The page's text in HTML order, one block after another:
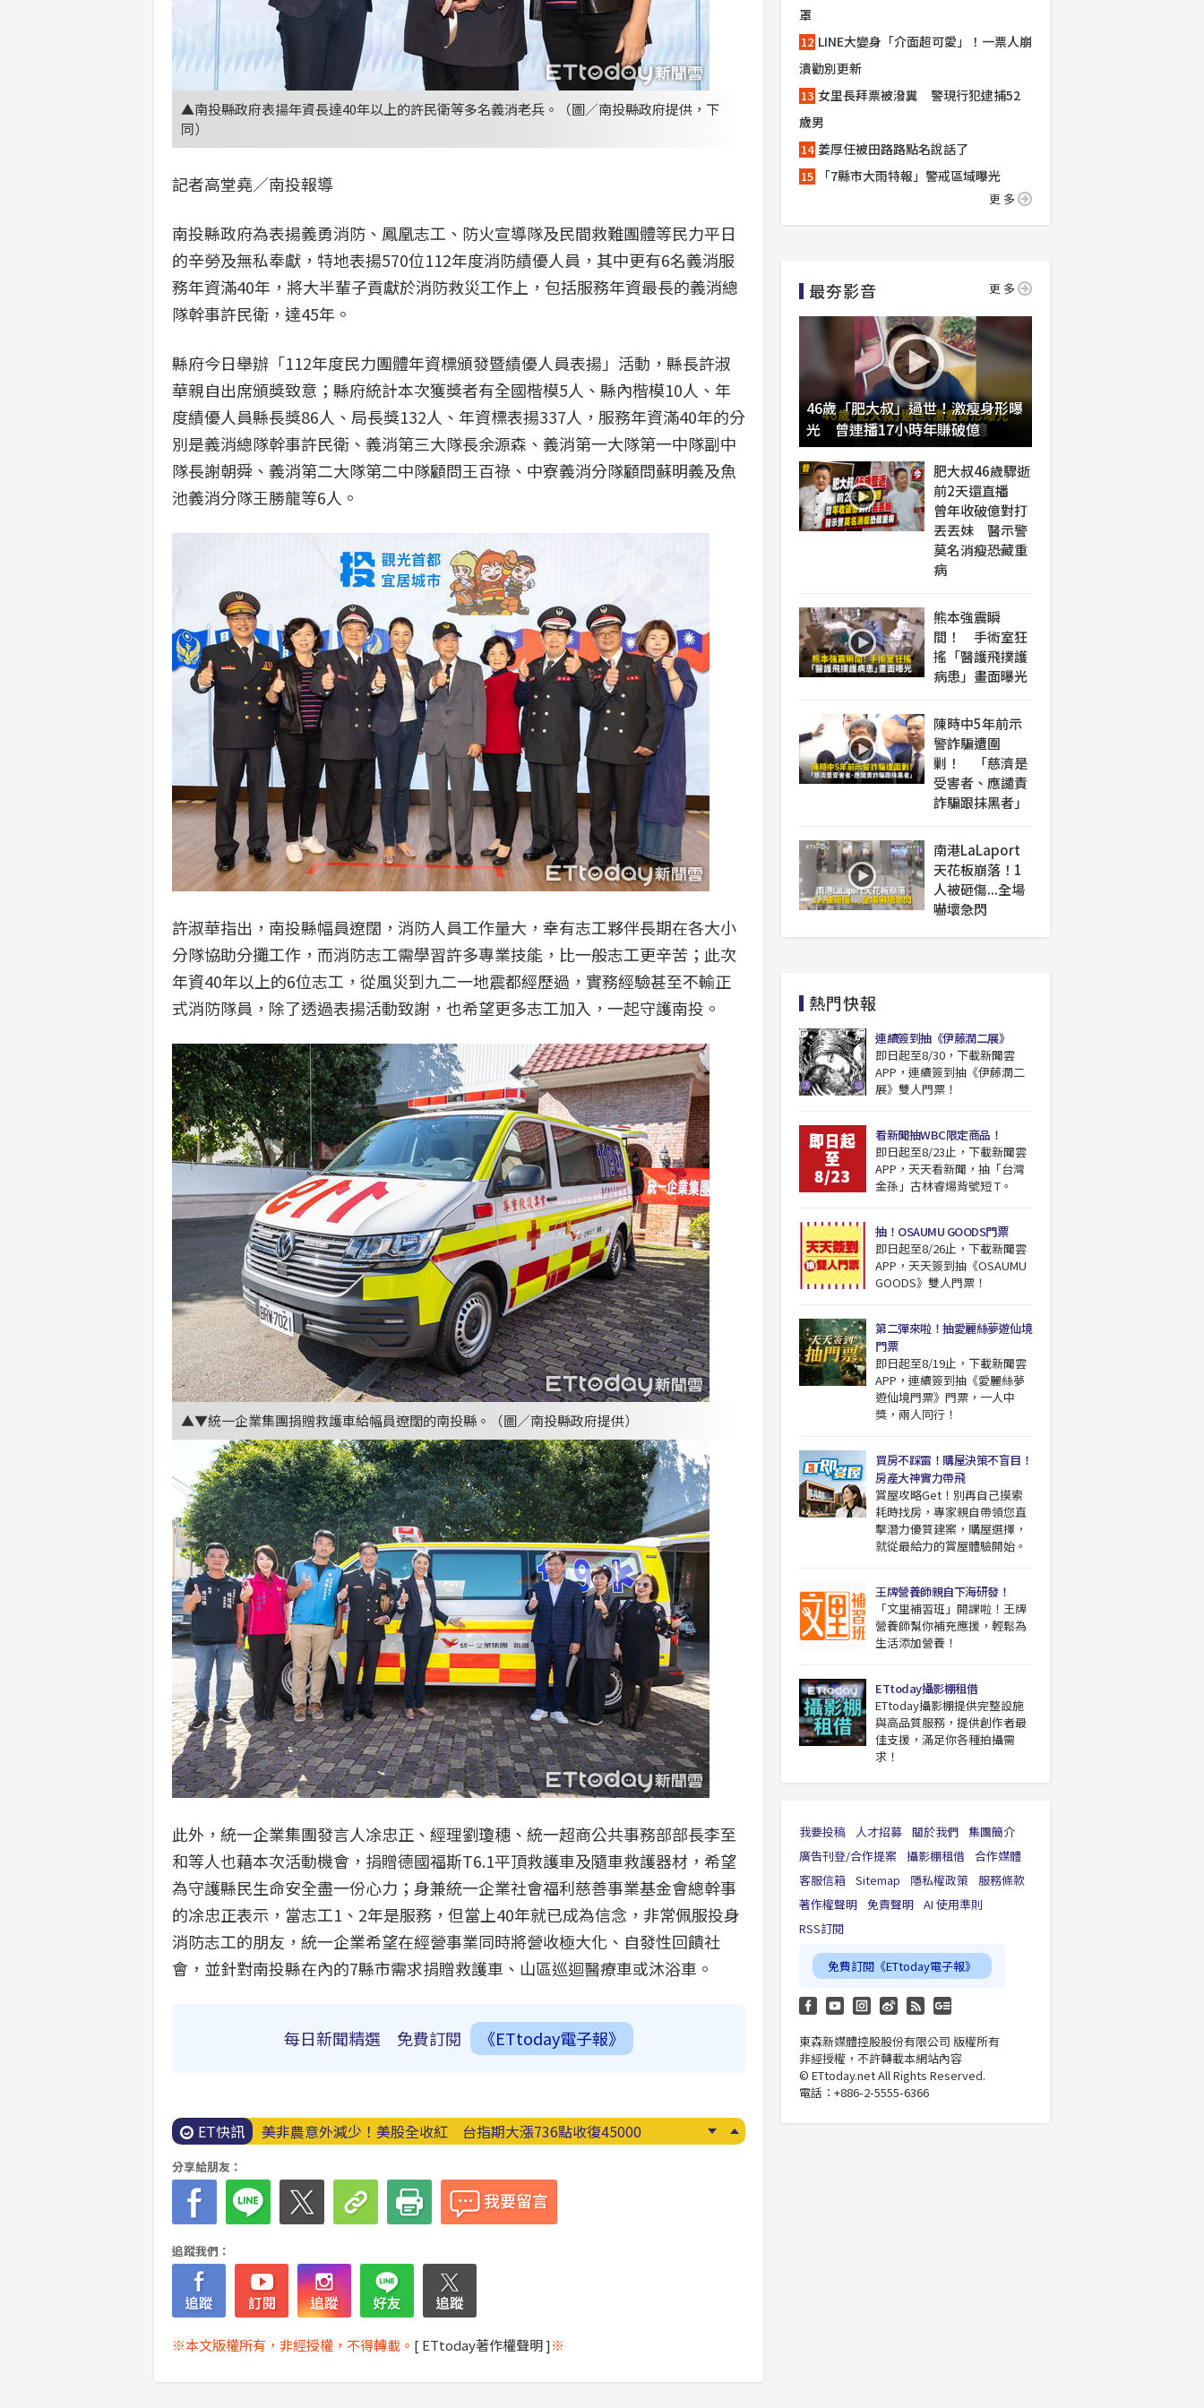
▲南投縣政府表揚年資長達40年以上的許民衛等多名義消老兵。（圖／南投縣政府提供，下
同）
記者高堂堯／南投報導
南投縣政府為表揚義勇消防、鳳凰志工、防火宣導隊及民間救難團體等民力平日
的辛勞及無私奉獻，特地表揚570位112年度消防績優人員，其中更有6名義消服
務年資滿40年，將大半輩子貢獻於消防救災工作上，包括服務年資最長的義消總
隊幹事許民衛，達45年。
縣府今日舉辦「112年度民力團體年資標頒發暨績優人員表揚」活動，縣長許淑
華親自出席頒獎致意；縣府統計本次獲獎者有全國楷模5人、縣內楷模10人、年
度績優人員縣長獎86人、局長獎132人、年資標表揚337人，服務年資滿40年的分
別是義消總隊幹事許民衛、義消第三大隊長余源森、義消第一大隊第一中隊副中
隊長謝朝舜、義消第二大隊第二中隊顧問王百祿、中寮義消分隊顧問蘇明義及魚
池義消分隊王勝龍等6人。
許淑華指出，南投縣幅員遼闊，消防人員工作量大，幸有志工夥伴長期在各大小
分隊協助分攤工作，而消防志工需學習許多專業技能，比一般志工更辛苦；此次
年資40年以上的6位志工，從風災到九二一地震都經歷過，實務經驗甚至不輸正
式消防隊員，除了透過表揚活動致謝，也希望更多志工加入，一起守護南投。
▲▼統一企業集團捐贈救護車給幅員遼闊的南投縣。（圖／南投縣政府提供）
此外，統一企業集團發言人凃忠正、經理劉瓊穗、統一超商公共事務部部長李至
和等人也藉本次活動機會，捐贈德國福斯T6.1平頂救護車及隨車救護器材，希望
為守護縣民生命安全盡一份心力；身兼統一企業社會福利慈善事業基金會總幹事
的凃忠正表示，當志工1、2年是服務，但當上40年就已成為信念，非常佩服投身
消防志工的朋友，統一企業希望在經營事業同時將營收極大化、自發性回饋社
會，並針對南投縣在內的7縣市需求捐贈救護車、山區巡迴醫療車或沐浴車。
每日新聞精選 免費訂閱 《ETtoday電子報》
ET快訊 美非農意外減少！美股全收紅 台指期大漲736點收復45000
快訊／白海豚「大雨彈」來了！ 8縣市特報
分享給朋友：
追蹤我們：
※本文版權所有，非經授權，不得轉載。 [ ETtoday著作權聲明 ]※
罩
LINE大變身「介面超可愛」！一票人崩
潰勸別更新
女里長拜票被潑糞 警現行犯逮捕52
歲男
姜厚任被田路路點名說話了
「7縣市大雨特報」警戒區域曝光
更多
最夯影音 更多
46歲「肥大叔」過世！激瘦身形曝
光 曾連播17小時年賺破億
肥大叔46歲驟逝
前2天還直播
曾年收破億對打
丟丟妹 醫示警
莫名消瘦恐藏重
病
熊本強震瞬
間！ 手術室狂
搖「醫護飛撲護
病患」畫面曝光
陳時中5年前示
警詐騙遭圍
剿！ 「慈濟是
受害者、應譴責
詐騙跟抹黑者」
南港LaLaport
天花板崩落！1
人被砸傷...全場
嚇壞急閃
熱門快報
連續簽到抽《伊藤潤二展》
即日起至8/30，下載新聞雲
APP，連續簽到抽《伊藤潤二
展》雙人門票！
看新聞抽WBC限定商品！
即日起至8/23止，下載新聞雲
APP，天天看新聞，抽「台灣
金孫」古林睿煬背號短 T。
抽！OSAUMU GOODS門票
即日起至8/26止，下載新聞雲
APP，天天簽到抽《OSAUMU
GOODS》雙人門票！
第二彈來啦！抽愛麗絲夢遊仙境
門票
即日起至8/19止，下載新聞雲
APP，連續簽到抽《愛麗絲夢
遊仙境門票》門票，一人中
獎，兩人同行！
買房不踩雷！購屋決策不盲目！
房產大神實力帶飛
賞屋攻略Get！別再自己摸索
耗時找房，專家親自帶領您直
擊潛力優質建案，購屋選擇，
就從最給力的賞屋體驗開始。
王牌營養師親自下海研發！
「文里補習班」開課啦！王牌
營養師幫你補充應援，輕鬆為
生活添加營養！
ETtoday攝影棚租借
ETtoday攝影棚提供完整設施
與高品質服務，提供創作者最
佳支援，滿足你各種拍攝需
求！
我要投稿 人才招募 關於我們 集團簡介
廣告刊登/合作提案 攝影棚租借 合作媒體
客服信箱
Sitemap 隱私權政策
服務條款
著作權聲明 免責聲明 AI 使用準則
RSS訂閱
免費訂閱《ETtoday電子報》
FB YouTubeInstagram
weibo RSS
東森新媒體控股股份有限公司 版權所有
非經授權，不許轉載本網站內容
© ETtoday.net All Rights Reserved.
電話： +886-2-5555-6366